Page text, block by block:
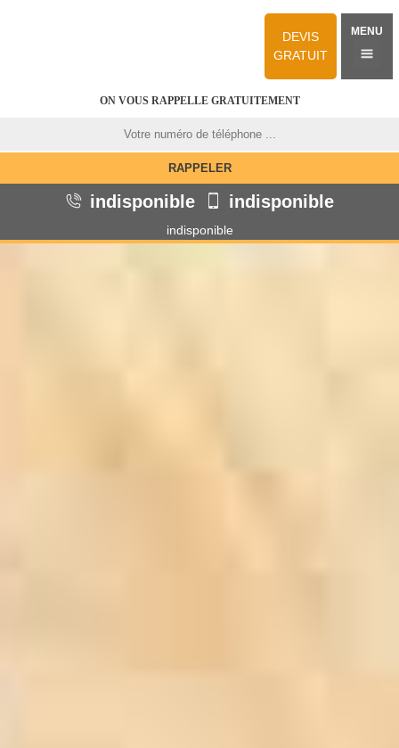
DEVIS
GRATUIT
MENU
ON VOUS RAPPELLE GRATUITEMENT
indisponible indisponible
indisponible